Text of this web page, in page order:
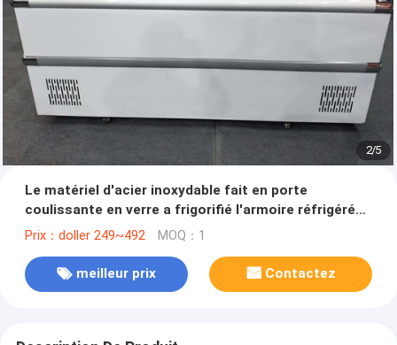
2/5
Le matériel d'acier inoxydable fait en porte
coulissante en verre a frigorifié l'armoire réfrigérée
d'île de conservation
Prix：doller 249~492 MOQ：1
meilleur prix Contactez